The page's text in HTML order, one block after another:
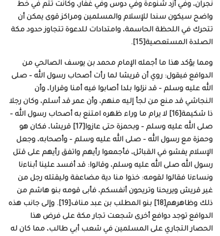
نجران، وفي أزد شنوءة وفي دوس وفي غفار، وكانت تتم في خط
واضح سيكون سندا للإسلام والمسلمين ومراكز قوى يمكن أن
تتحرك في اللحظة الحاسمة، وامتدادات للدعوة تتجاوز حدود مكة
الصلدة المستعصية[15].
ومما يؤكد هذا ما أجمله الإمام محمد بن يوسف الصالحي من
الدوافع فيقول: روي أن قريشا لما رأت أصحاب رسول الله – صلى
الله عليه وسلم – قد نزلوا بلدا أصابوا فيه أمنا وقرارا، وأن
النجاشي قد منع من لجأ إليه منهم، وأن عمر قد أسلم، وكان رجلا
ذا شكيمة[16] لا يرام ما وراء ظهره امتنع به أصحاب رسول الله –
صلى الله عليه وسلم – وبحمزة حتى عازوا[17] قريشا، فكان هو
وحمزة مع رسول الله – صلى الله عليه وسلم – وأصحابه، وجعل
الإسلام يفشو في القبائل، فأجمعوا رأيهم واتفق رأيهم على قتل
رسول الله صلى الله عليه وسلم، وقالوا: قد أفسد علينا أبناءنا
ونساءنا فقالوا لقومه: خذوا منا دية مضاعفة وليقتله رجل من
غير قريش ويريحنا وتريحون أنفسكم، فأبى قومه بنو هاشم من
ذلك وظاهرهم[18] بنو المطلب بن عبد مناف[19]. وإلى جانب هذه
الدوافع توجد دوافع أخرى شجعت تجار مكة على فرض هذا
الحصار التجاري على المسلمين في شعب أبي طالب، مما كان له